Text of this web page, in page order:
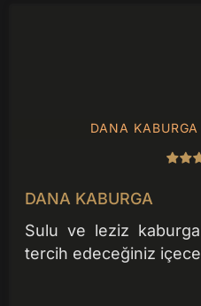
DANA KABURGA
DANA KABURGA
Sulu ve leziz
tercih edeceğiniz